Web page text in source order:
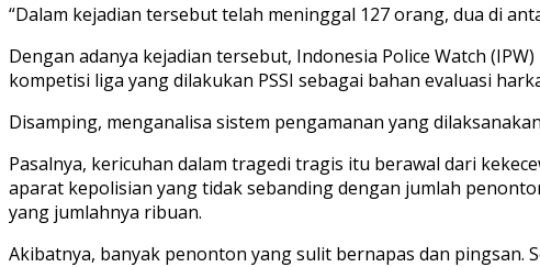
“Dalam kejadian tersebut telah meninggal 127 orang, dua di
Dengan adanya kejadian tersebut, Indonesia Police Watch
kompetisi liga yang dilakukan PSSI sebagai bahan evaluasi
Disamping, menganalisa sistem pengamanan yang
Pasalnya, kericuhan dalam tragedi tragis itu berawal dari
aparat kepolisian yang tidak sebanding dengan jumlah
yang jumlahnya ribuan.
Akibatnya, banyak penonton yang sulit bernapas dan